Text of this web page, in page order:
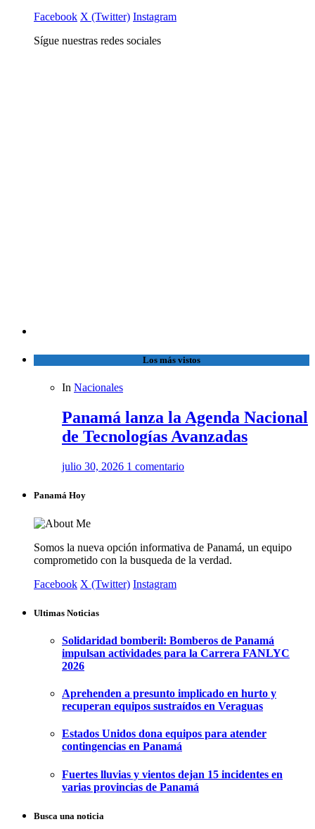
Facebook X (Twitter) Instagram
Sígue nuestras redes sociales
Los más vistos
In Nacionales
Panamá lanza la Agenda Nacional
de Tecnologías Avanzadas
julio 30, 2026 1 comentario
Panamá Hoy
Somos la nueva opción informativa de Panamá, un equipo
comprometido con la busqueda de la verdad.
Facebook X (Twitter) Instagram
Ultimas Noticias
Solidaridad bomberil: Bomberos de Panamá
impulsan actividades para la Carrera FANLYC
2026
Aprehenden a presunto implicado en hurto y
recuperan equipos sustraídos en Veraguas
Estados Unidos dona equipos para atender
contingencias en Panamá
Fuertes lluvias y vientos dejan 15 incidentes en
varias provincias de Panamá
Busca una noticia